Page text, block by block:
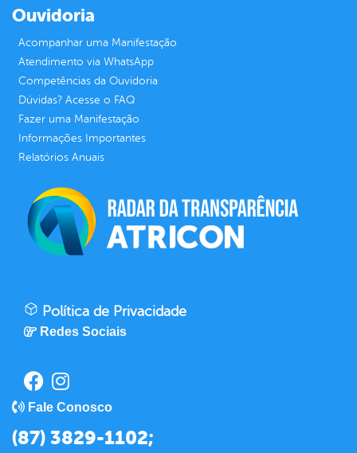
Ouvidoria
Acompanhar uma Manifestação
Atendimento via WhatsApp
Competências da Ouvidoria
Dúvidas? Acesse o FAQ
Fazer uma Manifestação
Informações Importantes
Relatórios Anuais
Política de Privacidade
Redes Sociais
Fale Conosco
(87) 3829-1102;